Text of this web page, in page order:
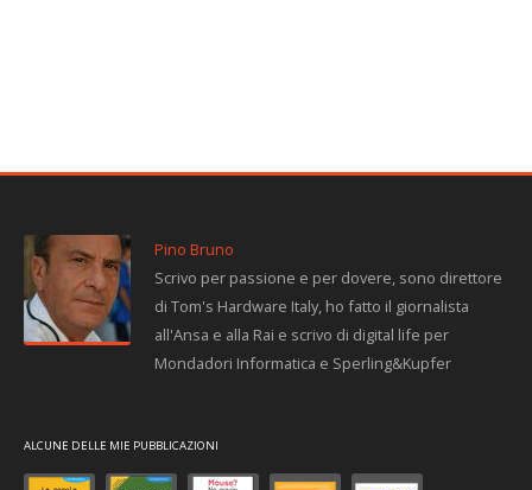
Pino Bruno
Scrivo per passione e per dovere, sono direttore
di Tom's Hardware Italy, ho fatto il giornalista
all'Ansa e alla Rai e scrivo di digital life per
Mondadori Informatica e Sperling&Kupfer
ALCUNE DELLE MIE PUBBLICAZIONI